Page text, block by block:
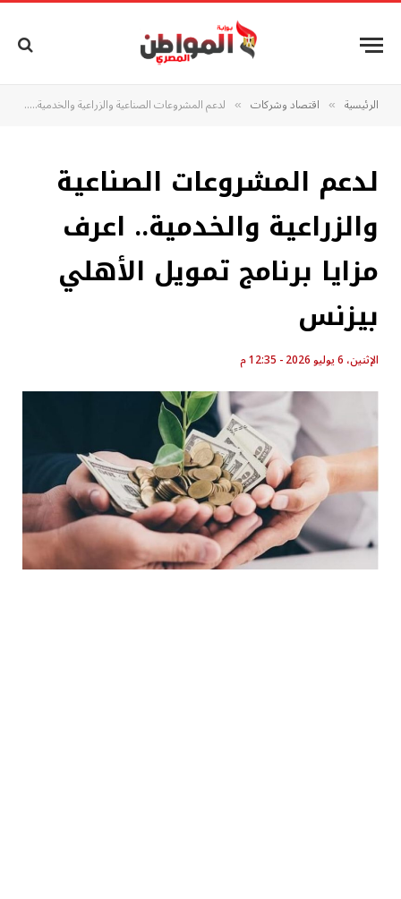
الرئيسية » اقتصاد وشركات » لدعم المشروعات الصناعية والزراعية والخدمية.. اعرف مزايا برنامج تمويل الأهلي بيزنس
لدعم المشروعات الصناعية
والزراعية والخدمية.. اعرف
مزايا برنامج تمويل الأهلي
بيزنس
الإثنين، 6 يوليو 2026 - 12:35 م